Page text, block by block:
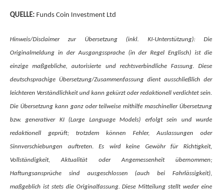
QUELLE: Funds Coin Investment Ltd
Hinweis/Disclaimer zur Übersetzung (inkl. KI-Unterstützung): Die
Originalmeldung in der Ausgangssprache (in der Regel Englisch) ist die
einzige maßgebliche, autorisierte und rechtsverbindliche Fassung. Diese
deutschsprachige Übersetzung/Zusammenfassung dient ausschließlich der
leichteren Verständlichkeit und kann gekürzt oder redaktionell verdichtet sein.
Die Übersetzung kann ganz oder teilweise mithilfe maschineller Übersetzung
bzw. generativer KI (Large Language Models) erfolgt sein und wurde
redaktionell geprüft; trotzdem können Fehler, Auslassungen oder
Sinnverschiebungen auftreten. Es wird keine Gewähr für Richtigkeit,
Vollständigkeit, Aktualität oder Angemessenheit übernommen;
Haftungsansprüche sind ausgeschlossen (auch bei Fahrlässigkeit),
maßgeblich ist stets die Originalfassung. Diese Mitteilung stellt weder eine